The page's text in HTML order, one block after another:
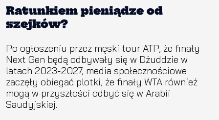
Ratunkiem pieniądze od
szejków?
Po ogłoszeniu przez męski tour ATP, że finały
Next Gen będą odbywały się w Dżuddzie w
latach 2023-2027, media społecznościowe
zaczęły obiegać plotki, że finały WTA również
mogą w przyszłości odbyć się w Arabii
Saudyjskiej.